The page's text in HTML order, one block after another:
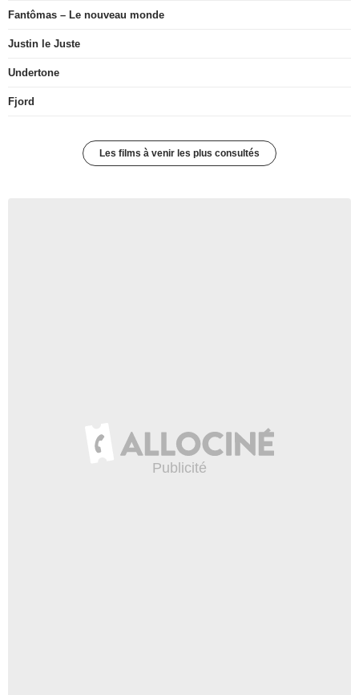
Fantômas – Le nouveau monde
Justin le Juste
Undertone
Fjord
Les films à venir les plus consultés